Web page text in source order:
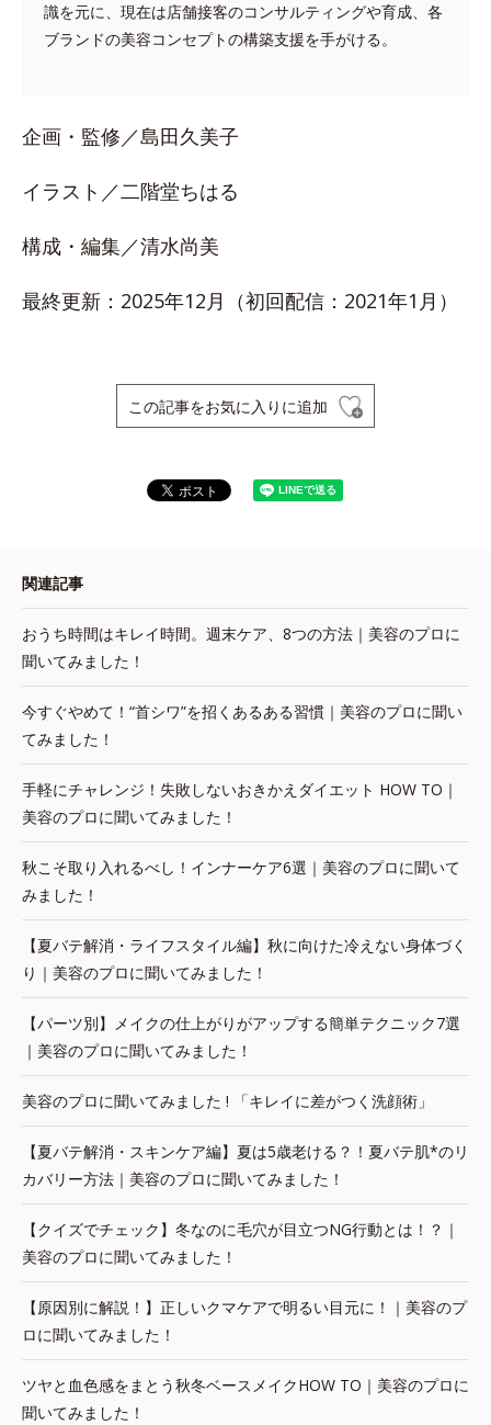
識を元に、現在は店舗接客のコンサルティングや育成、各
ブランドの美容コンセプトの構築支援を手がける。
企画・監修／島田久美子
イラスト／二階堂ちはる
構成・編集／清水尚美
最終更新：2025年12月（初回配信：2021年1月）
この記事をお気に入りに追加
関連記事
おうち時間はキレイ時間。週末ケア、8つの方法｜美容のプロに
聞いてみました！
今すぐやめて！“首シワ”を招くあるある習慣｜美容のプロに聞い
てみました！
手軽にチャレンジ！失敗しないおきかえダイエット HOW TO｜
美容のプロに聞いてみました！
秋こそ取り入れるべし！インナーケア6選｜美容のプロに聞いて
みました！
【夏バテ解消・ライフスタイル編】秋に向けた冷えない身体づく
り｜美容のプロに聞いてみました！
【パーツ別】メイクの仕上がりがアップする簡単テクニック7選
｜美容のプロに聞いてみました！
美容のプロに聞いてみました ! 「キレイに差がつく洗顔術」
【夏バテ解消・スキンケア編】夏は5歳老ける？！夏バテ肌*のリ
カバリー方法｜美容のプロに聞いてみました！
【クイズでチェック】冬なのに毛穴が目立つNG行動とは！？｜
美容のプロに聞いてみました！
【原因別に解説！】正しいクマケアで明るい目元に！｜美容のプ
ロに聞いてみました！
ツヤと血色感をまとう秋冬ベースメイクHOW TO｜美容のプロに
聞いてみました！